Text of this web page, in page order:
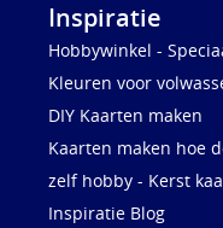
Inspiratie
Hobbywinkel -
Kleuren voor
DIY Kaarten maken
Kaarten maken hoe
zelf hobby - Kerst
Inspiratie Blog